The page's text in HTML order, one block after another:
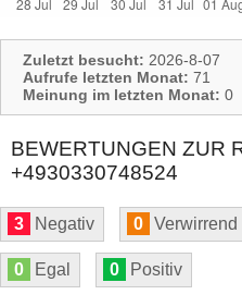
Zuletzt besucht: 2026-8-07
Aufrufe letzten Monat: 71
Meinung im letzten Monat: 0
BEWERTUNGEN ZUR
+4930330748524
3 Negativ 0 Verwirrend
0 Egal 0 Positiv